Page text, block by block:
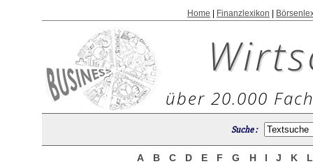
Home Finanzlexikon
über 20.000
Suche :
A B C D E F G H I J K